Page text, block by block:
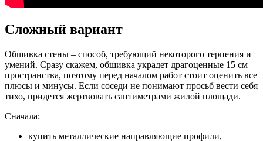
Сложный вариант
Обшивка стены – способ, требующий некоторого терпения и
умений. Сразу скажем, обшивка украдет драгоценные 15 см
пространства, поэтому перед началом работ стоит оценить все
плюсы и минусы. Если соседи не понимают просьб вести себя
тихо, придется жертвовать сантиметрами жилой площади.
Сначала:
купить металлические направляющие профили,